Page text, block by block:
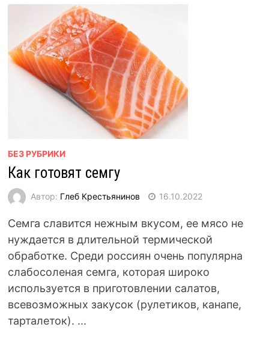
БЕЗ РУБРИКИ
Как готовят семгу
Автор: Глеб Крестьянинов 16.10.2022
Семга славится нежным вкусом, ее мясо не
нуждается в длительной термической
обработке. Среди россиян очень популярна
слабосоленая семга, которая широко
используется в приготовлении салатов,
всевозможных закусок (рулетиков, канапе,
тарталеток). ...